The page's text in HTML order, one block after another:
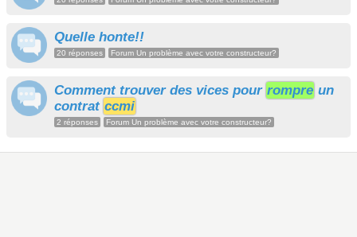
Quelle honte!!
20 réponses Forum Un problème avec votre constructeur?
Comment trouver des vices pour rompre un
contrat ccmi
2 réponses Forum Un problème avec votre constructeur?